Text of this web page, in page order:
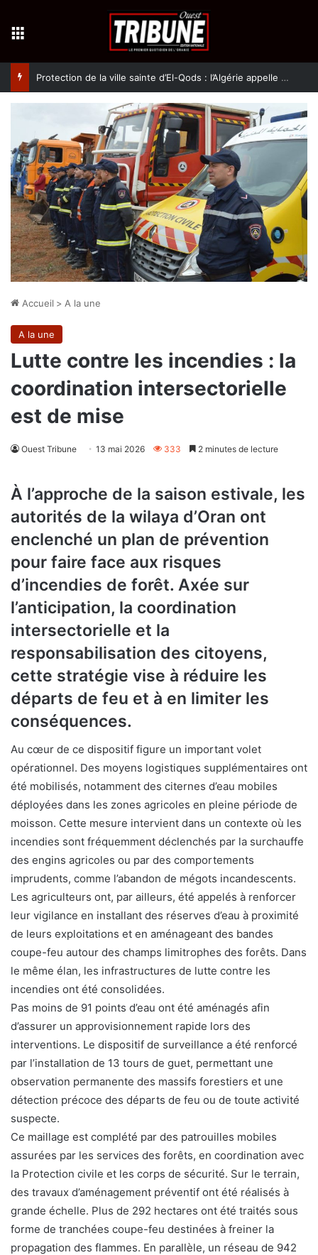
Protection de la ville sainte d’El-Qods : l’Algérie appelle à une action collective
Accueil > A la une
A la une
Lutte contre les incendies : la
coordination intersectorielle
est de mise
Ouest Tribune 13 mai 2026 333 2 minutes de lecture
À l’approche de la saison estivale, les
autorités de la wilaya d’Oran ont
enclenché un plan de prévention
pour faire face aux risques
d’incendies de forêt. Axée sur
l’anticipation, la coordination
intersectorielle et la
responsabilisation des citoyens,
cette stratégie vise à réduire les
départs de feu et à en limiter les
conséquences.
Au cœur de ce dispositif figure un important volet
opérationnel. Des moyens logistiques supplémentaires ont
été mobilisés, notamment des citernes d’eau mobiles
déployées dans les zones agricoles en pleine période de
moisson. Cette mesure intervient dans un contexte où les
incendies sont fréquemment déclenchés par la surchauffe
des engins agricoles ou par des comportements
imprudents, comme l’abandon de mégots incandescents.
Les agriculteurs ont, par ailleurs, été appelés à renforcer
leur vigilance en installant des réserves d’eau à proximité
de leurs exploitations et en aménageant des bandes
coupe-feu autour des champs limitrophes des forêts. Dans
le même élan, les infrastructures de lutte contre les
incendies ont été consolidées.
Pas moins de 91 points d’eau ont été aménagés afin
d’assurer un approvisionnement rapide lors des
interventions. Le dispositif de surveillance a été renforcé
par l’installation de 13 tours de guet, permettant une
observation permanente des massifs forestiers et une
détection précoce des départs de feu ou de toute activité
suspecte.
Ce maillage est complété par des patrouilles mobiles
assurées par les services des forêts, en coordination avec
la Protection civile et les corps de sécurité. Sur le terrain,
des travaux d’aménagement préventif ont été réalisés à
grande échelle. Plus de 292 hectares ont été traités sous
forme de tranchées coupe-feu destinées à freiner la
propagation des flammes. En parallèle, un réseau de 942